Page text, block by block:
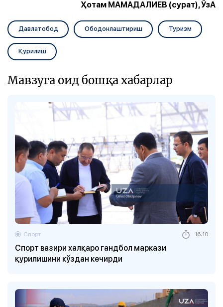
Ҳотам МАМАДАЛИЕВ (сурат), ЎзА
Давлатобод Ободонлаштириш Туризм
Қурилиш
Мавзуга оид бошқа хабарлар
Спорт вазири халқаро гандбол маркази
қурилишини кўздан кечирди
Спорт 16:10